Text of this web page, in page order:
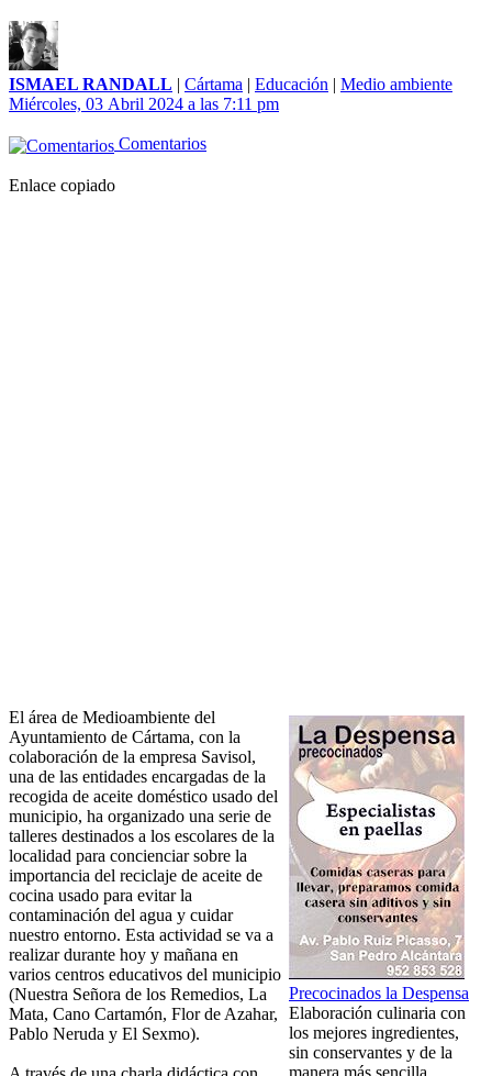
ISMAEL RANDALL | Cártama | Educación | Medio ambiente
Miércoles, 03 Abril 2024 a las 7:11 pm
Comentarios
Enlace copiado
Precocinados la Despensa
Elaboración culinaria con
los mejores ingredientes,
sin conservantes y de la
manera más sencilla.
El área de Medioambiente del
Ayuntamiento de Cártama, con la
colaboración de la empresa Savisol,
una de las entidades encargadas de la
recogida de aceite doméstico usado del
municipio, ha organizado una serie de
talleres destinados a los escolares de la
localidad para concienciar sobre la
importancia del reciclaje de aceite de
cocina usado para evitar la
contaminación del agua y cuidar
nuestro entorno. Esta actividad se va a
realizar durante hoy y mañana en
varios centros educativos del municipio
(Nuestra Señora de los Remedios, La
Mata, Cano Cartamón, Flor de Azahar,
Pablo Neruda y El Sexmo).